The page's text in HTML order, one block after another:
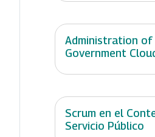
Administration of
Government
Scrum en el
Servicio Público